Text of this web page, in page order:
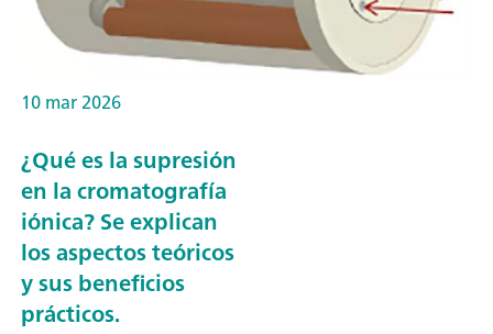
10 mar 2026
¿Qué es la supresión
en la cromatografía
iónica? Se explican
los aspectos teóricos
y sus beneficios
prácticos.